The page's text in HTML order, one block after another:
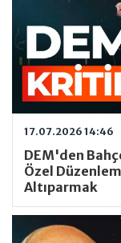
17.07.2026 14:46
DEM'den
Özel
Altıparmak